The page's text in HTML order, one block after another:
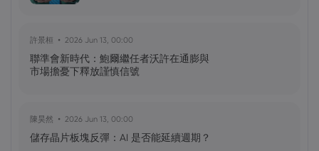
許景桓 2026 Jun 13, 00:00
聯準會新時代：鮑爾繼任者沃許在通膨與
市場擔憂下釋放謹慎信號
陳昊然 2026 Jun 13, 00:00
儲存晶片板塊反彈：AI 是否能延續週期？